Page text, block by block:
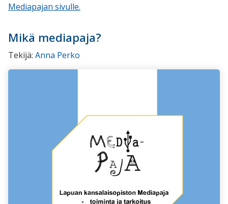
Mediapajan sivulle.
Mikä mediapaja?
Tekijä: Anna Perko